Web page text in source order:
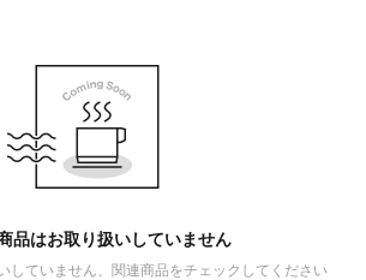
品はお取り扱いしていません
していません、関連商品をチェックしてください